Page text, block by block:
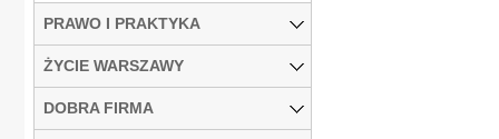
PRAWO I PRAKTYKA
ŻYCIE WARSZAWY
DOBRA FIRMA